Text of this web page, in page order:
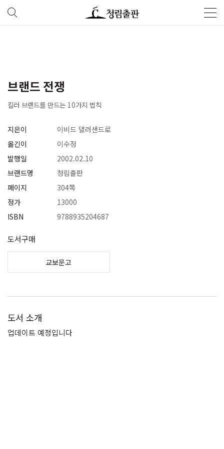
브랜드 전쟁
킬러 브랜드를 만드는 10가지 법칙
지은이
옮긴이
발행일
브랜드명
페이지
정가
ISBN
이비드 댈러샌드로
이수정
2002.02.10
청림출판
304쪽
13000
9788935204687
도서구매
교보문고
도서 소개
업데이트 예정입니다